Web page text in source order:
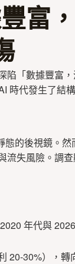
富
陷「數據豐富
時代發生了結
的後視鏡。
失風險。調
年代與
20-30%），